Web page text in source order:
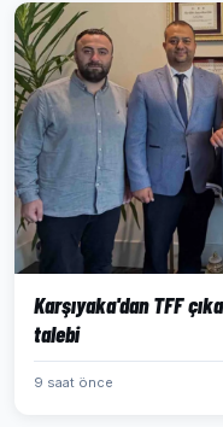
Karşıyaka'dan TFF
talebi
9 saat önce